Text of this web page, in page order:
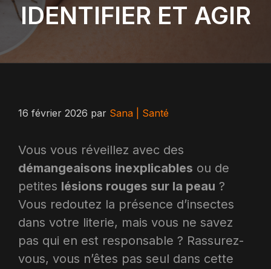
IDENTIFIER ET AGIR
16 février 2026 par Sana | Santé
Vous vous réveillez avec des
démangeaisons inexplicables ou de
petites lésions rouges sur la peau ?
Vous redoutez la présence d’insectes
dans votre literie, mais vous ne savez
pas qui en est responsable ? Rassurez-
vous, vous n’êtes pas seul dans cette